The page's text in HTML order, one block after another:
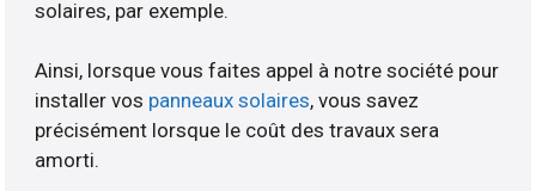
solaires, par exemple.
Ainsi, lorsque vous faites appel à notre société pour
installer vos panneaux solaires, vous savez
précisément lorsque le coût des travaux sera
amorti.